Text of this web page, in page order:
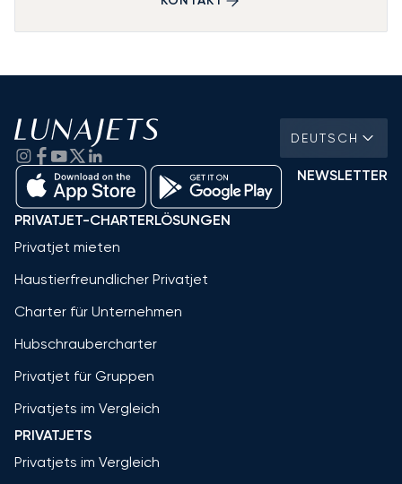
DEUTSCH
NEWSLETTER
PRIVATJET-CHARTERLÖSUNGEN
Privatjet mieten
Haustierfreundlicher Privatjet
Charter für Unternehmen
Hubschraubercharter
Privatjet für Gruppen
Privatjets im Vergleich
PRIVATJETS
Privatjets im Vergleich